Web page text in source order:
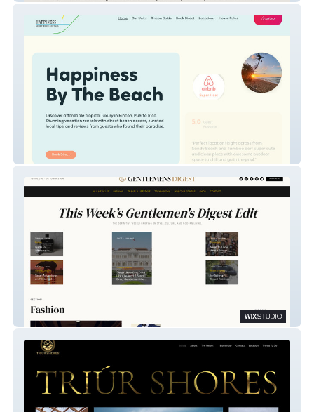
Happiness By The Beach
Gentlemans Digest